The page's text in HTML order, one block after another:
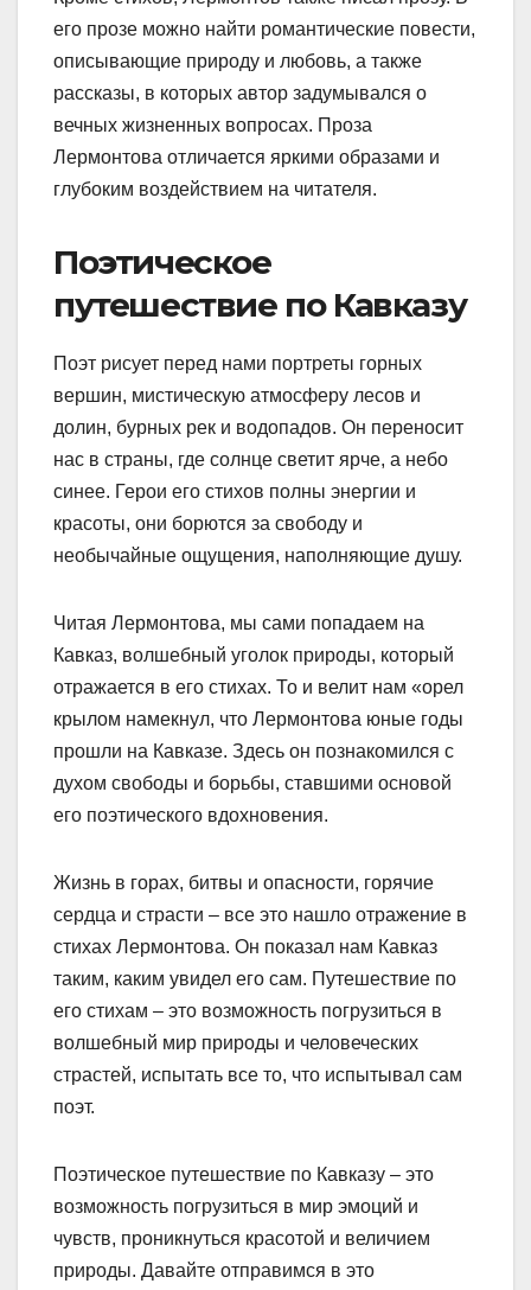
его прозе можно найти романтические повести,
описывающие природу и любовь, а также
рассказы, в которых автор задумывался о
вечных жизненных вопросах. Проза
Лермонтова отличается яркими образами и
глубоким воздействием на читателя.
Поэтическое
путешествие по Кавказу
Поэт рисует перед нами портреты горных
вершин, мистическую атмосферу лесов и
долин, бурных рек и водопадов. Он переносит
нас в страны, где солнце светит ярче, а небо
синее. Герои его стихов полны энергии и
красоты, они борются за свободу и
необычайные ощущения, наполняющие душу.
Читая Лермонтова, мы сами попадаем на
Кавказ, волшебный уголок природы, который
отражается в его стихах. То и велит нам «орел
крылом намекнул, что Лермонтова юные годы
прошли на Кавказе. Здесь он познакомился с
духом свободы и борьбы, ставшими основой
его поэтического вдохновения.
Жизнь в горах, битвы и опасности, горячие
сердца и страсти – все это нашло отражение в
стихах Лермонтова. Он показал нам Кавказ
таким, каким увидел его сам. Путешествие по
его стихам – это возможность погрузиться в
волшебный мир природы и человеческих
страстей, испытать все то, что испытывал сам
поэт.
Поэтическое путешествие по Кавказу – это
возможность погрузиться в мир эмоций и
чувств, проникнуться красотой и величием
природы. Давайте отправимся в это